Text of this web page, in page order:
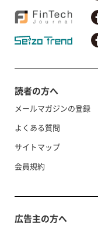
読者の方へ
メールマガジンの登録
よくある質問
サイトマップ
会員規約
広告主の方へ